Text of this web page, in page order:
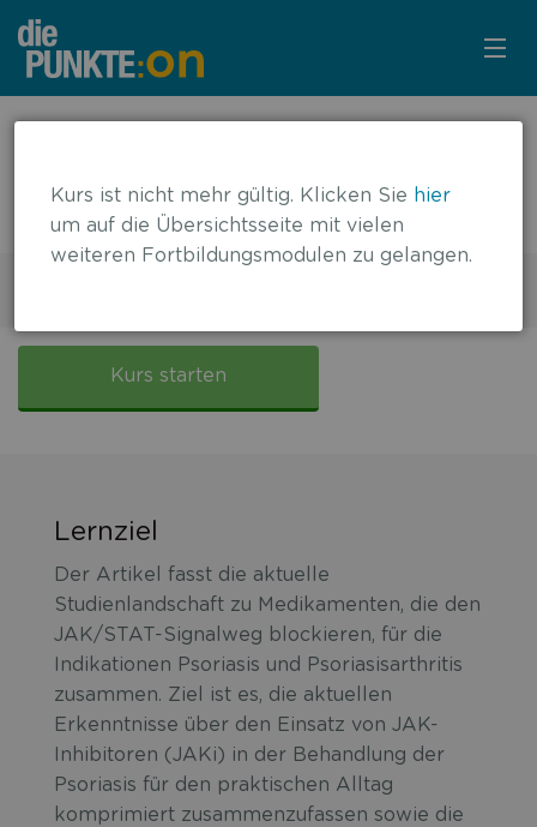
KURSÜBERSICHT
LOGIN
KOSTENLOS ANMELDEN
JAK-Inhibitoren in der Therapie der
Psoriasis
JAK-
Kurs starten
Lernziel
Der Artikel fasst die aktuelle
Studienlandschaft zu Medikamenten, die den
JAK/STAT-Signalweg blockieren, für die
Indikationen Psoriasis und Psoriasisarthritis
zusammen. Ziel ist es, die aktuellen
Erkenntnisse über den Einsatz von JAK-
Inhibitoren (JAKi) in der Behandlung der
Psoriasis für den praktischen Alltag
komprimiert zusammenzufassen sowie die
Kurs ist nicht mehr gültig. Klicken Sie hier
um auf die Übersichtsseite mit vielen
weiteren Fortbildungsmodulen zu gelangen.